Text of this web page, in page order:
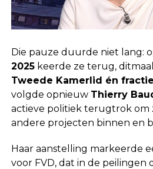
Die pauze duurde niet lang:
2025keerde ze terug,
Tweede Kamerlid én
volgde opnieuw Thierry
actieve politiek terugtrok om
andere projecten binnen en
Haar aanstelling markeerde
voor FVD, dat in de peilingen